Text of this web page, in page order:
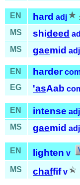
EN hard adj
MS
shideed
MS gaemid adj
EN harder
EG
'asAab
EN intense adj
MS
gaemid adj
EN lighten v
MS
chaffif v